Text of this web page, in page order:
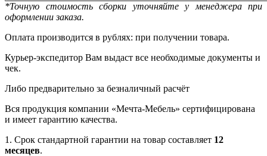
*Точную стоимость сборки уточняйте у менеджера при
оформлении заказа.
Оплата производится в рублях: при получении товара.
Курьер-экспедитор Вам выдаст все необходимые документы и
чек.
Либо предварительно за безналичный расчёт
Вся продукция компании «Мечта-Мебель» сертифицирована
и имеет гарантию качества.
1. Срок стандартной гарантии на товар составляет 12
месяцев.